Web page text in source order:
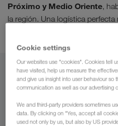
Próximo y Medio Oriente,
la región. Una logística
Desde
Cookie settings
Our websites use "cookies". Cookies tell
have visited, help us measure the
and give us insight into user behaviour so
communication as well as our advertising
We and third-party providers sometimes
data. By clicking on "Yes, accept all
used not only by us, but also by US